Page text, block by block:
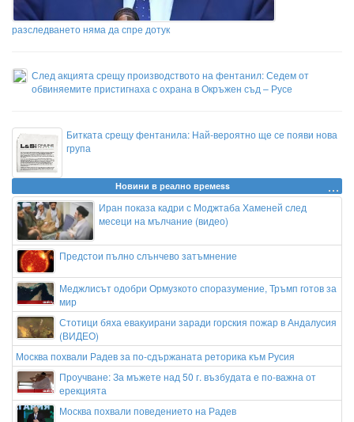
разследването няма да спре дотук
След акцията срещу производството на фентанил: Седем от
обвиняемите пристигнаха с охрана в Окръжен съд – Русе
Битката срещу фентанила: Най-вероятно ще се появи нова
група
Новини в реално времеss
Иран показа кадри с Моджтаба Хаменей след
месеци на мълчание (видео)
Предстои пълно слънчево затъмнение
Меджлисът одобри Ормузкото споразумение, Тръмп готов за
мир
Стотици бяха евакуирани заради горския пожар в Андалусия
(ВИДЕО)
Москва похвали Радев за по-сдържаната реторика към Русия
Проучване: За мъжете над 50 г. възбудата е по-важна от
ерекцията
Москва похвали поведението на Радев